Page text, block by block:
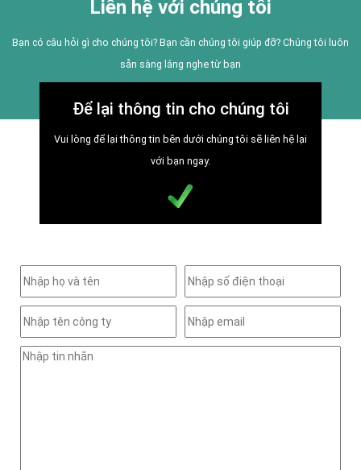
Liên hệ với chúng tôi
Bạn có câu hỏi gì cho chúng tôi? Bạn cần chúng tôi giúp đỡ? Chúng tôi luôn
sẵn sàng lắng nghe từ bạn
Để lại thông tin cho chúng tôi
Vui lòng để lại thông tin bên dưới chúng tôi sẽ liên hệ lại
với bạn ngay.